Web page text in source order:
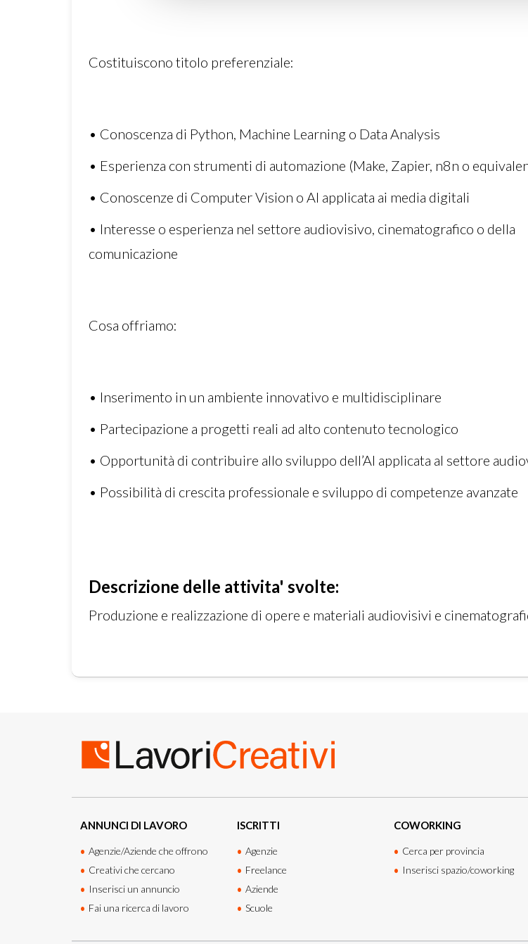
Costituiscono titolo preferenziale:
• Conoscenza di Python, Machine Learning o Data Analysis
• Esperienza con strumenti di automazione (Make, Zapier, n8n o
• Conoscenze di Computer Vision o AI applicata ai media digitali
• Interesse o esperienza nel settore audiovisivo, cinematografico o della
comunicazione
Cosa offriamo:
• Inserimento in un ambiente innovativo e multidisciplinare
• Partecipazione a progetti reali ad alto contenuto tecnologico
• Opportunità di contribuire allo sviluppo dell’AI applicata al settore
• Possibilità di crescita professionale e sviluppo di competenze avanzate
Descrizione delle attivita' svolte:
Produzione e realizzazione di opere e materiali audiovisivi e
ANNUNCI DI LAVORO
Agenzie/Aziende che offrono
Creativi che cercano
Inserisci un annuncio
Fai una ricerca di lavoro
ISCRITTI
Agenzie
Freelance
Aziende
Scuole
COWORKING
Cerca per provincia
Inserisci spazio/coworking